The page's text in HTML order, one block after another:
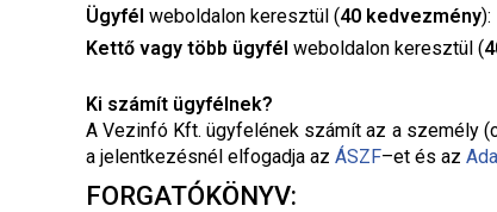
Ügyfél weboldalon keresztül (40 kedvezmény):
Kettő vagy több ügyfél weboldalon keresztül (
Ki számít ügyfélnek?
A Vezinfó Kft. ügyfelének számít az a személy
a jelentkezésnél elfogadja az ÁSZF–et és az
FORGATÓKÖNYV: